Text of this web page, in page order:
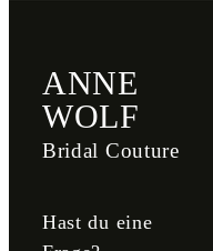
ANNE
WOLF
Bridal Couture
Hast du eine